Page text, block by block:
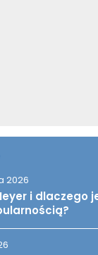
2026
i dlaczego